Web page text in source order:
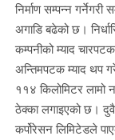
निर्माण सम्पन्न
अगाडि बढेको छ।
कम्पनीको म्याद
अन्तिमपटक म्याद थप
११४ किलोमिटर लामो
ठेक्का लगाइएको छ।
कर्पोरेसन लिमिटेडले